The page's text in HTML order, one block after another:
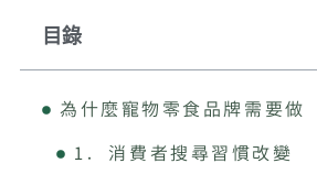
目錄
為什麼寵物零食品牌需要做
1. 消費者搜尋習慣改變